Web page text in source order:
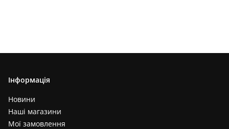
Інформація
Новини
Наші магазини
Мої замовлення